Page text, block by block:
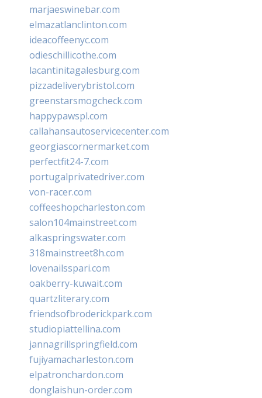
marjaeswinebar.com
elmazatlanclinton.com
ideacoffeenyc.com
odieschillicothe.com
lacantinitagalesburg.com
pizzadeliverybristol.com
greenstarsmogcheck.com
happypawspl.com
callahansautoservicecenter.com
georgiascornermarket.com
perfectfit24-7.com
portugalprivatedriver.com
von-racer.com
coffeeshopcharleston.com
salon104mainstreet.com
alkaspringswater.com
318mainstreet8h.com
lovenailsspari.com
oakberry-kuwait.com
quartzliterary.com
friendsofbroderickpark.com
studiopiattellina.com
jannagrillspringfield.com
fujiyamacharleston.com
elpatronchardon.com
donglaishun-order.com